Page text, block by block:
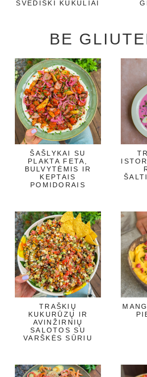
ŠVEDIŠKI KUKULIAI
BE
ŠAŠLYKAI SU
PLAKTA FETA,
BULVYTĖMIS IR
KEPTAIS
POMIDORAIS
TRAŠKIŲ
KUKURŪZŲ IR
AVINŽIRNIŲ
SALOTOS SU
VARŠKĖS SŪRIU